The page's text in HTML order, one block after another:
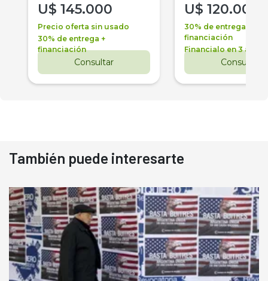
U$ 145.000
Precio oferta sin usado
30% de entrega +
financiación
Consultar
U$ 120.000
30% de entrega +
financiación
Financialo en 3 años
Consultar
También puede interesarte